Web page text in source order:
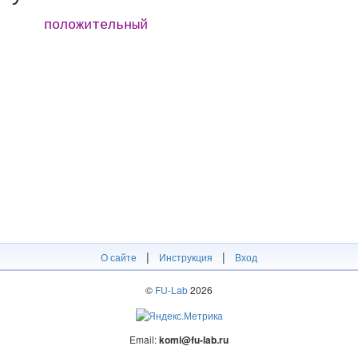
положительный
О сайте | Инструкция | Вход
© FU-Lab2026
Email:komi@fu-lab.ru